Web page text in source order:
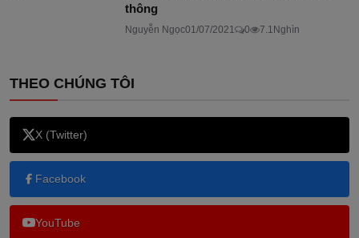
thông
Nguyễn Ngọc01/07/2021 0 7.1Nghìn
THEO CHÚNG TÔI
X (Twitter)
Facebook
YouTube